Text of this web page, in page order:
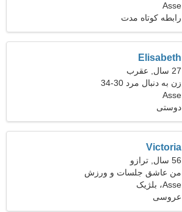
به یک خانم استثنایی نیاز دارم
Asse
رابطه کوتاه مدت
Elisabeth
27 سال, عقرب
زن به دنبال مرد 30-34
Asse
دوستی
Victoria
56 سال, ترازو
من عاشق جلسات و ورزش
هستم
Asse، بلژیک
عروسی